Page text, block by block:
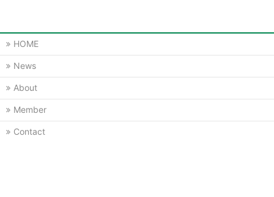
HOME
News
About
Member
Contact